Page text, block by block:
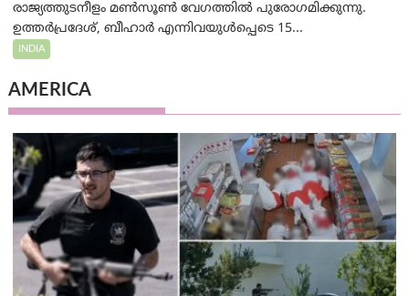
രാജ്യത്തുടനീളം മൺസൂൺ വേഗത്തിൽ പുരോഗമിക്കുന്നു.
ഉത്തർപ്രദേശ്, ബീഹാർ എന്നിവയുൾപ്പെടെ 15...
INDIA
AMERICA